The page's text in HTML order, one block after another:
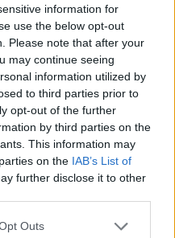
information for
use the below opt-out
Please note that after your
may continue seeing
information utilized by
to third parties prior to
opt-out of the further
by third parties on the
This information may
on the IAB’s List of
further disclose it to other
Outs
zijn door de gebruikers
en aangepast alvorens
onze standaarden wat betreft
het delen van ervaringen is
Op deze manier geven de
van de schrijvers en niet
Denk er aan dat de
persoon tot persoon en dat u
moet nemen met uw arts of